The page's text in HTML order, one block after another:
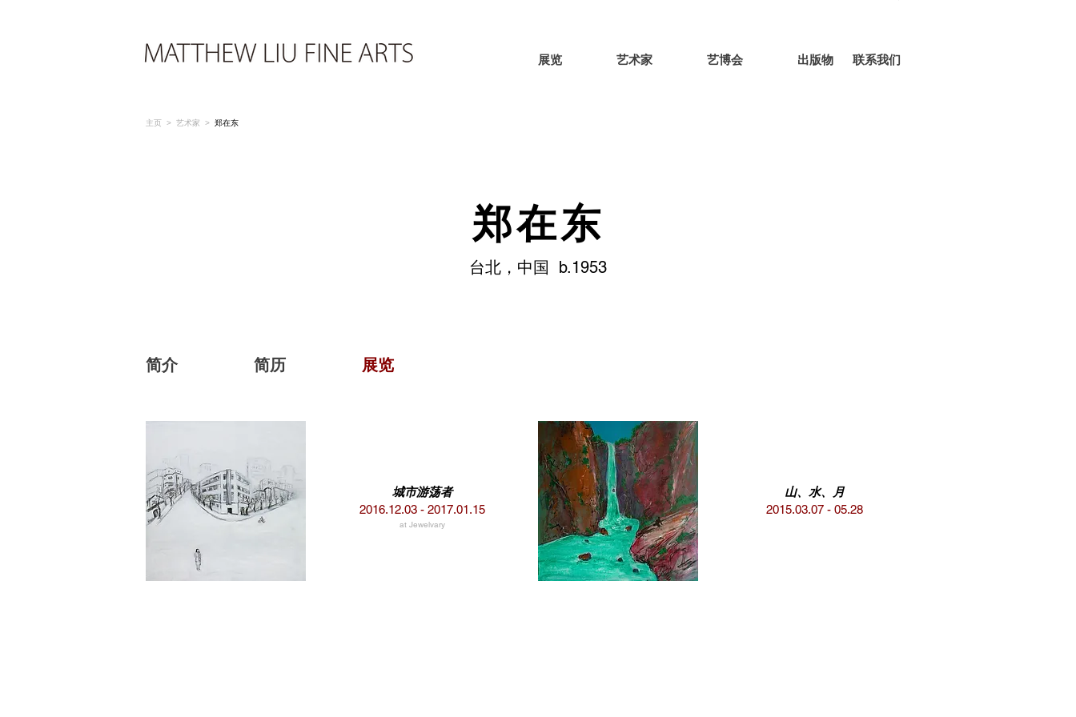
展览 艺术家 艺博会 出版物 联系我们
主页 > 艺术家 > 郑在东
郑在东
台北，中国 b.1953
简历
简介 展览
城市游荡者
2016.12.03 - 2017.01.15
at Jewelvary
山、水、月
2015.03.07 - 05.28